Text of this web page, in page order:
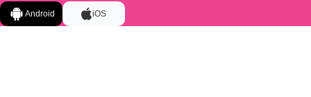
Android iOS